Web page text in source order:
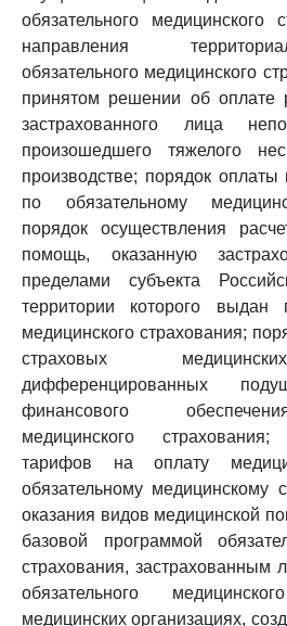
обязательного медицинского
направления
обязательного медицинского
принятом решении об оплате
застрахованного лица
произошедшего тяжелого
производстве; порядок
по обязательному
порядок осуществления
помощь, оказанную
пределами субъекта
территории которого выдан
медицинского страхования;
страховых
дифференцированных
финансового
медицинского
тарифов на оплату
обязательному медицинскому
оказания видов медицинской
базовой программой
страхования, застрахованным
обязательного
медицинских организациях,